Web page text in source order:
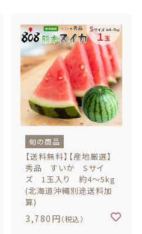
旬の商品
【送料無料】【産地厳選】
秀品 すいか Sサイ
ズ 1玉入り 約4～5kg
(北海道沖縄別途送料加
算)
3,780円（税込）